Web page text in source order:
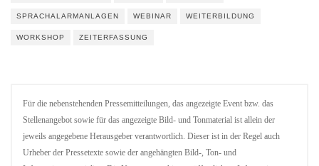
SPRACHALARMANLAGEN WEBINAR WEITERBILDUNG
WORKSHOP ZEITERFASSUNG
Für die nebenstehenden Pressemitteilungen, das angezeigte Event bzw. das
Stellenangebot sowie für das angezeigte Bild- und Tonmaterial ist allein der
jeweils angegebene Herausgeber verantwortlich. Dieser ist in der Regel auch
Urheber der Pressetexte sowie der angehängten Bild-, Ton- und